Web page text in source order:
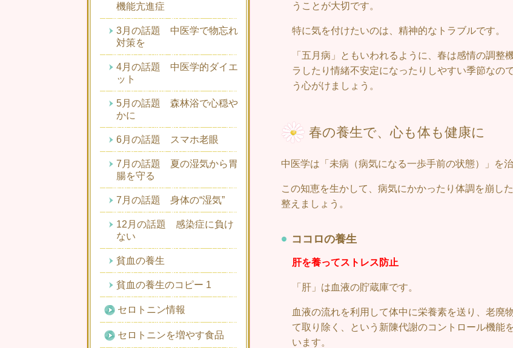
うことが大切です。
特に気を付けたいのは、精神的なトラブルです。
「五月病」ともいわれるように、春は感情の調
ラしたり情緒不安定になったりしやすい季節なの
う心がけましょう。
春の養生で、心も体も健康に
中医学は「未病（病気になる一歩手前の状態）」を
この知恵を生かして、病気にかかったり体調を崩し
整えましょう。
ココロの養生
肝を養ってストレス防止
「肝」は血液の貯蔵庫です。
血液の流れを利用して体中に栄養素を送り、老廃
て取り除く、という新陳代謝のコントロール機能
います。
機能亢進症
3月の話題 中医学で物忘れ
対策を
4月の話題 中医学的ダイエ
ット
5月の話題 森林浴で心穏や
かに
6月の話題 スマホ老眼
7月の話題 夏の湿気から胃
腸を守る
7月の話題 身体の“湿気”
12月の話題 感染症に負け
ない
貧血の養生
貧血の養生のコピー 1
セロトニン情報
セロトニンを増やす食品